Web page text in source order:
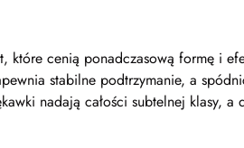
cenią ponadczasową formę i
stabilne podtrzymanie, a
nadają całości subtelnej klasy, a